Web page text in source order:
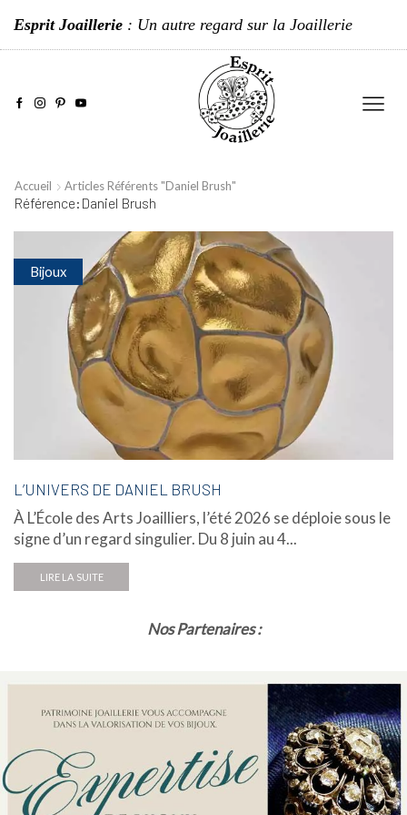
Esprit Joaillerie : Un autre regard sur la Joaillerie
Accueil Articles Référents "Daniel Brush"
Référence:Daniel Brush
Bijoux
L’UNIVERS DE DANIEL BRUSH
À L’École des Arts Joailliers, l’été 2026 se déploie sous le
signe d’un regard singulier. Du 8 juin au 4...
LIRE LA SUITE
Nos Partenaires :